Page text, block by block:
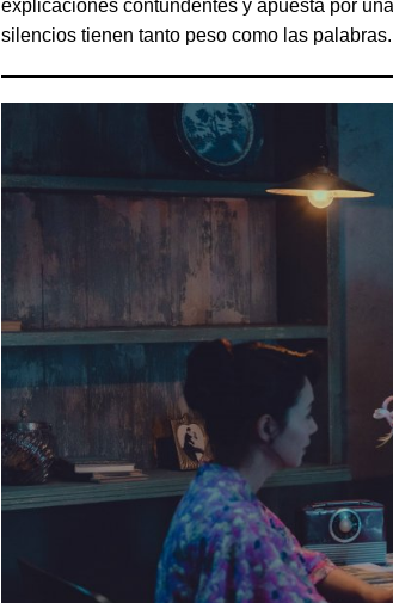
explicaciones contundentes y apuesta por
silencios tienen tanto peso como las palabras.